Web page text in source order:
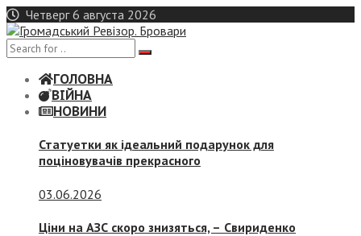
Skip
to
content
Четверг 6 августа 2026
ГОЛОВНА
ВІЙНА
НОВИНИ
Статуетки як ідеальний подарунок для
поціновувачів прекрасного
03.06.2026
Ціни на АЗС скоро знизяться, – Свириденко